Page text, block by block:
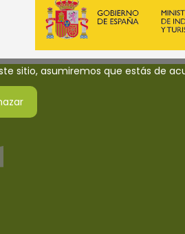
sitio, asumiremos que estás de